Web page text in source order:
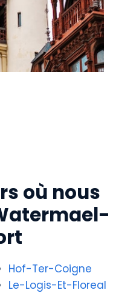
où nous
Hof-Ter-Coigne
Le-Logis-Et-Floreal